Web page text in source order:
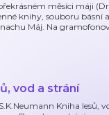
měsíci máji
knihy, souboru
Máj. Na
vod a strání
Kniha lesů,